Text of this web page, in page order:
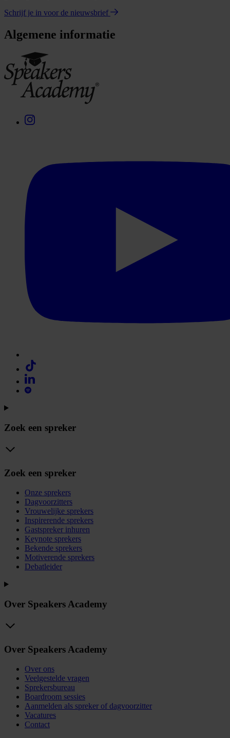
Schrijf je in voor de nieuwsbrief
Algemene informatie
Zoek een spreker
Zoek een spreker
Onze sprekers
Dagvoorzitters
Vrouwelijke sprekers
Inspirerende sprekers
Gastspreker inhuren
Keynote sprekers
Bekende sprekers
Motiverende sprekers
Debatleider
Over Speakers Academy
Over Speakers Academy
Over ons
Veelgestelde vragen
Sprekersbureau
Boardroom sessies
Aanmelden als spreker of dagvoorzitter
Vacatures
Contact